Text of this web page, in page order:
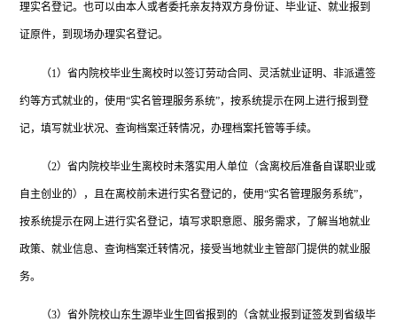
理实名登记。也可以由本人或者委托亲友持双方身份证、毕业证、就业报到
证原件，到现场办理实名登记。
（1）省内院校毕业生离校时以签订劳动合同、灵活就业证明、非派遣签
约等方式就业的，使用“实名管理服务系统”，按系统提示在网上进行报到登
记，填写就业状况、查询档案迁转情况，办理档案托管等手续。
（2）省内院校毕业生离校时未落实用人单位（含离校后准备自谋职业或
自主创业的），且在离校前未进行实名登记的，使用“实名管理服务系统”，
按系统提示在网上进行实名登记，填写求职意愿、服务需求，了解当地就业
政策、就业信息、查询档案迁转情况，接受当地就业主管部门提供的就业服
务。
（3）省外院校山东生源毕业生回省报到的（含就业报到证签发到省级毕